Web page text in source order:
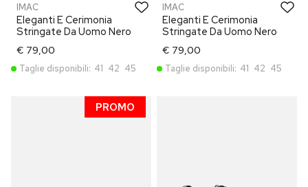
IMAC
Eleganti E Cerimonia
Stringate Da Uomo Nero
€ 79,00
Taglie disponibili: 41 42 45
IMAC
Eleganti E Cerimonia
Stringate Da Uomo Nero
€ 79,00
Taglie disponibili: 41 42 45
PROMO